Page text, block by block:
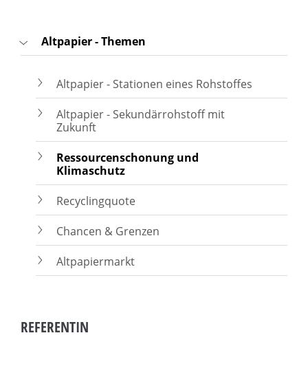
Altpapier - Themen
Altpapier - Stationen eines Rohstoffes
Altpapier - Sekundärrohstoff mit
Zukunft
Ressourcenschonung und
Klimaschutz
Recyclingquote
Chancen & Grenzen
Altpapiermarkt
REFERENTIN